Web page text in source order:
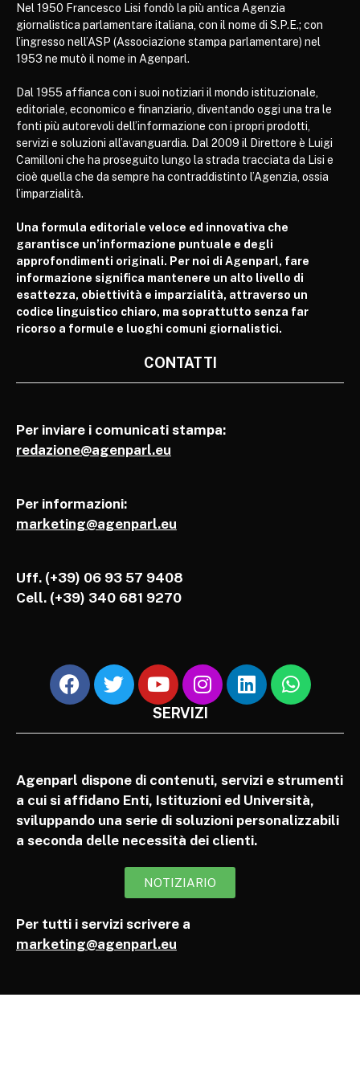
Nel 1950 Francesco Lisi fondò la più antica Agenzia
giornalistica parlamentare italiana, con il nome di S.P.E.; con
l’ingresso nell’ASP (Associazione stampa parlamentare) nel
1953 ne mutò il nome in Agenparl.
Dal 1955 affianca con i suoi notiziari il mondo istituzionale,
editoriale, economico e finanziario, diventando oggi una tra le
fonti più autorevoli dell’informazione con i propri prodotti,
servizi e soluzioni all’avanguardia. Dal 2009 il Direttore è Luigi
Camilloni che ha proseguito lungo la strada tracciata da Lisi e
cioè quella che da sempre ha contraddistinto l’Agenzia, ossia
l’imparzialità.
Una formula editoriale veloce ed innovativa che
garantisce un’informazione puntuale e degli
approfondimenti originali. Per noi di Agenparl, fare
informazione significa mantenere un alto livello di
esattezza, obiettività e imparzialità, attraverso un
codice linguistico chiaro, ma soprattutto senza far
ricorso a formule e luoghi comuni giornalistici.
CONTATTI
Per inviare i comunicati stampa:
redazione@agenparl.eu
Per informazioni:
marketing@agenparl.eu
Uff. (+39) 06 93 57 9408
Cell. (+39) 340 681 9270
SERVIZI
Agenparl dispone di contenuti, servizi e strumenti
a cui si affidano Enti, Istituzioni ed Università,
sviluppando una serie di soluzioni personalizzabili
a seconda delle necessità dei clienti.
NOTIZIARIO
Per tutti i servizi scrivere a
marketing@agenparl.eu